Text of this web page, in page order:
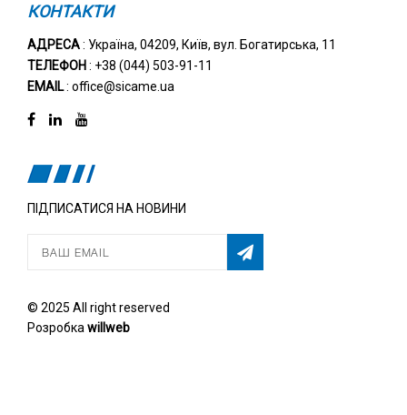
КОНТАКТИ
АДРЕСА: Україна, 04209, Київ, вул. Богатирська, 11
ТЕЛЕФОН : +38 (044) 503-91-11
EMAIL: office@sicame.ua
ПІДПИСАТИСЯ НА НОВИНИ
© 2025 All right reserved
Розробка willweb